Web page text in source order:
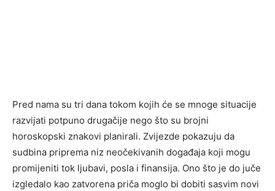
Pred nama su tri dana tokom kojih će se mnoge situacije
razvijati potpuno drugačije nego što su brojni
horoskopski znakovi planirali. Zvijezde pokazuju da
sudbina priprema niz neočekivanih događaja koji mogu
promijeniti tok ljubavi, posla i finansija. Ono što je do juče
izgledalo kao zatvorena priča moglo bi dobiti sasvim novi